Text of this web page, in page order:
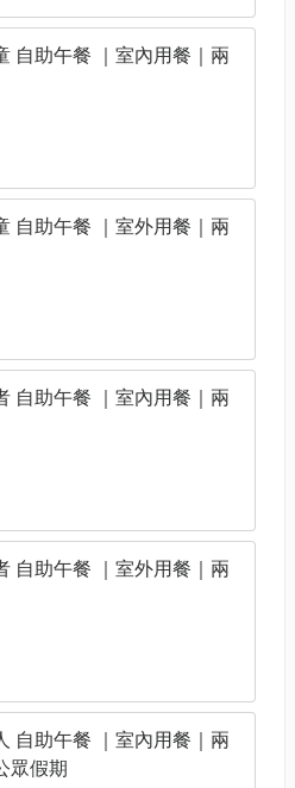
自助午餐 ｜室內用餐｜兩
自助午餐 ｜室外用餐｜兩
自助午餐 ｜室內用餐｜兩
自助午餐 ｜室外用餐｜兩
自助午餐 ｜室內用餐｜兩
眾假期